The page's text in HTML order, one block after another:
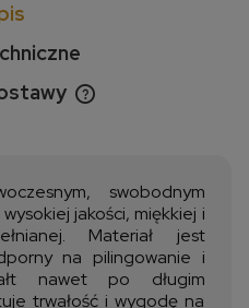
kosztów płatności
swobodnym
jakości, miękkiej i
Materiał jest
na pilingowanie i
nawet po długim
trwałość i wygodę na